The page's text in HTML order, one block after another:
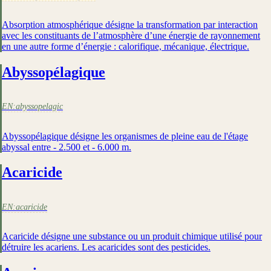
Absorption atmosphérique désigne la transformation par interaction
avec les constituants de l’atmosphère d’une énergie de rayonnement
en une autre forme d’énergie : calorifique, mécanique, électrique.
Abyssopélagique
EN:abyssopelagic
Abyssopélagique désigne les organismes de pleine eau de l'étage
abyssal entre - 2.500 et - 6.000 m.
Acaricide
EN:acaricide
Acaricide désigne une substance ou un produit chimique utilisé pour
détruire les acariens. Les acaricides sont des pesticides.